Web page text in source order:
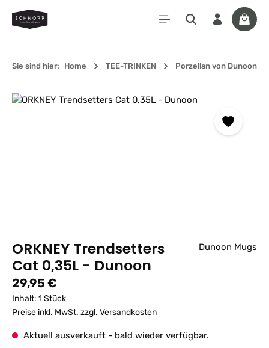
Zum Hauptinhalt springen
Sie sind hier: Home TEE-TRINKEN Porzellan von Dunoon
Bildergalerie überspringen
ORKNEY Trendsetters
Cat 0,35L - Dunoon
Dunoon Mugs
Regulärer Preis:
29,95 €
Inhalt: 1 Stück
Preise inkl. MwSt. zzgl. Versandkosten
Aktuell ausverkauft - bald wieder verfügbar.